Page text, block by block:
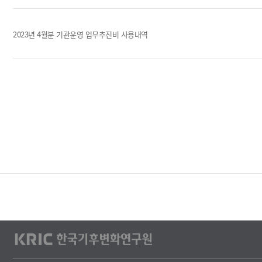
첨
파
2023년 4월분 기관운영 업무추진비 사용내역